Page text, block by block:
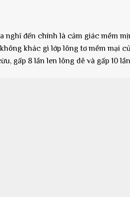
nghĩ đến chính là cảm giác mềm
khác gì lớp lông tơ mềm mại
gấp 8 lần len lông dê và gấp 10